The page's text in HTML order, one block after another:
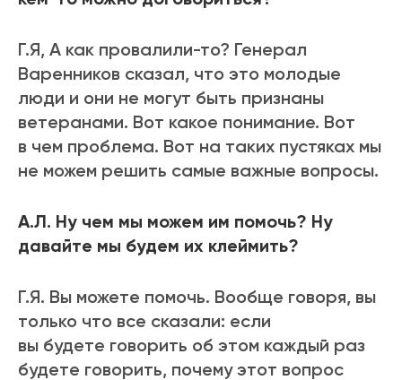
Г.Я, А как провалили-то? Генерал
Варенников сказал, что это молодые
люди и они не могут быть признаны
ветеранами. Вот какое понимание. Вот
в чем проблема. Вот на таких пустяках мы
не можем решить самые важные вопросы.
А.Л. Ну чем мы можем им помочь? Ну
давайте мы будем их клеймить?
Г.Я. Вы можете помочь. Вообще говоря, вы
только что все сказали: если
вы будете говорить об этом каждый раз
будете говорить, почему этот вопрос